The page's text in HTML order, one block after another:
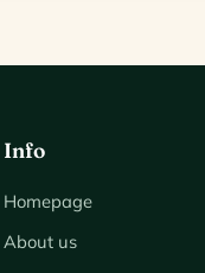
Info
Homepage
About us